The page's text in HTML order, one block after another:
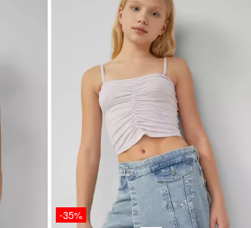
-35%